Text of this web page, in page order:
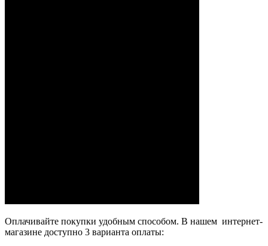
Оплачивайте покупки удобным способом. В нашем интернет-
магазине доступно 3 варианта оплаты: